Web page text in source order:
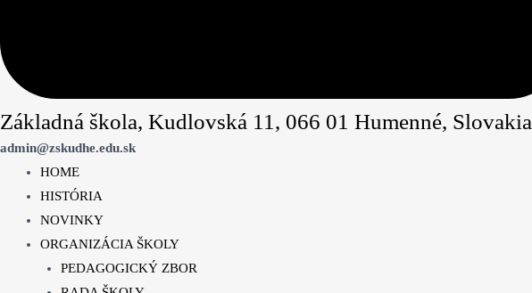
Základná škola, Kudlovská 11, 066 01 Humenné, Slovakia
admin@zskudhe.edu.sk
HOME
HISTÓRIA
NOVINKY
ORGANIZÁCIA ŠKOLY
PEDAGOGICKÝ ZBOR